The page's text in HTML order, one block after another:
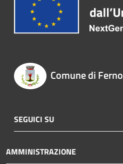
Comune di Ferno
SEGUICI SU
AMMINISTRAZIONE